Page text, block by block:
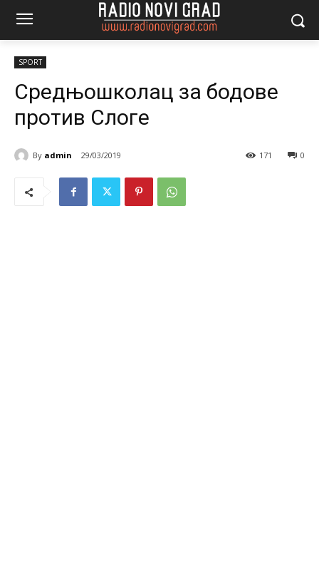
SPORT
Средњошколац за бодове
против Слоге
By admin 29/03/2019 0
171